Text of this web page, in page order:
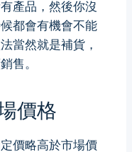
產品，然後你沒
都會有機會不能
當然就是補貨，
售。
價格
價略高於市場價